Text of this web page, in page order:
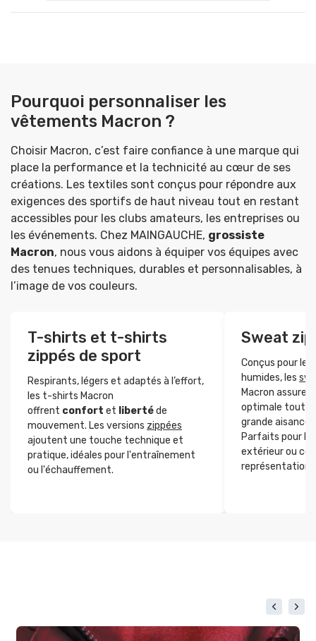
Pourquoi personnaliser les
vêtements Macron ?
Choisir Macron, c’est faire confiance à une marque qui
place la performance et la technicité au cœur de ses
créations. Les textiles sont conçus pour répondre aux
exigences des sportifs de haut niveau tout en restant
accessibles pour les clubs amateurs, les entreprises ou
les événements. Chez MAINGAUCHE, grossiste
Macron, nous vous aidons à équiper vos équipes avec
des tenues techniques, durables et personnalisables, à
l’image de vos couleurs.
T-shirts et t-shirts
zippés de sport
Respirants, légers et adaptés à l’effort,
les t-shirts Macron
offrent confort et libertéde
mouvement. Les versions zippées
ajoutent une touche technique et
pratique, idéales pour l'entraînement
ou l'échauffement.
Sweat
Conçus pour
humides, les
Macron
optimale tout
grande aisance
Parfaits pour
extérieur ou
représentation.